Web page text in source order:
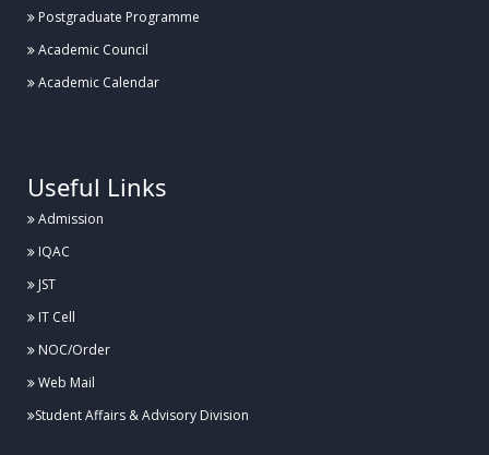
Postgraduate Programme
Academic Council
Academic Calendar
Useful Links
Admission
IQAC
JST
IT Cell
NOC/Order
Web Mail
Student Affairs & Advisory Division